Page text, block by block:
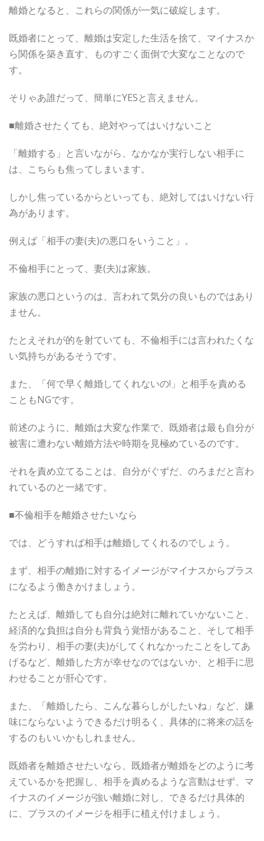
離婚となると、これらの関係が一気に破綻します。
既婚者にとって、離婚は安定した生活を捨て、マイナスか
ら関係を築き直す、ものすごく面倒で大変なことなので
す。
そりゃあ誰だって、簡単にYESと言えません。
■離婚させたくても、絶対やってはいけないこと
「離婚する」と言いながら、なかなか実行しない相手に
は、こちらも焦ってしまいます。
しかし焦っているからといっても、絶対してはいけない行
為があります。
例えば「相手の妻(夫)の悪口をいうこと」。
不倫相手にとって、妻(夫)は家族。
家族の悪口というのは、言われて気分の良いものではあり
ません。
たとえそれが的を射ていても、不倫相手には言われたくな
い気持ちがあるそうです。
また、「何で早く離婚してくれないの!」と相手を責める
こともNGです。
前述のように、離婚は大変な作業で、既婚者は最も自分が
被害に遭わない離婚方法や時期を見極めているのです。
それを責め立てることは、自分がぐずだ、のろまだと言わ
れているのと一緒です。
■不倫相手を離婚させたいなら
では、どうすれば相手は離婚してくれるのでしょう。
まず、相手の離婚に対するイメージがマイナスからプラス
になるよう働きかけましょう。
たとえば、離婚しても自分は絶対に離れていかないこと、
経済的な負担は自分も背負う覚悟があること、そして相手
を労わり、相手の妻(夫)がしてくれなかったことをしてあ
げるなど、離婚した方が幸せなのではないか、と相手に思
わせることが肝心です。
また、「離婚したら、こんな暮らしがしたいね」など、嫌
味にならないようできるだけ明るく、具体的に将来の話を
するのもいいかもしれません。
既婚者を離婚させたいなら、既婚者が離婚をどのように考
えているかを把握し、相手を責めるような言動はせず、マ
イナスのイメージが強い離婚に対し、できるだけ具体的
に、プラスのイメージを相手に植え付けましょう。